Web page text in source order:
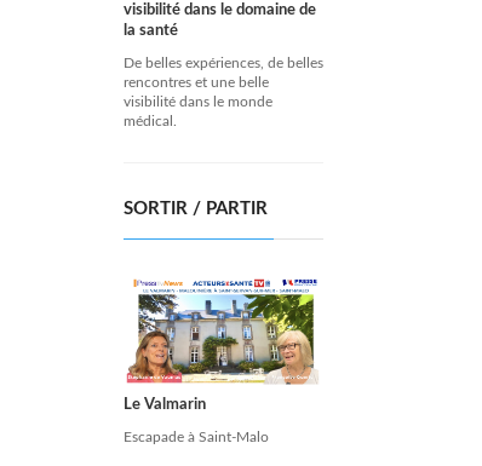
visibilité dans le domaine de
la santé
De belles expériences, de belles
rencontres et une belle
visibilité dans le monde
médical.
SORTIR / PARTIR
Le Valmarin
Escapade à Saint-Malo